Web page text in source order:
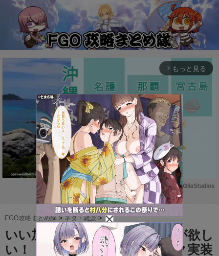
arrow_forward_ios もっと見る
M
u
t
e
Powered by GliaStudios
FGO攻略まとめ隊 >ネタ・雑談 >
いい加減クイックサポート鯖が欲し
い！！→沖田スカサハジャック実装